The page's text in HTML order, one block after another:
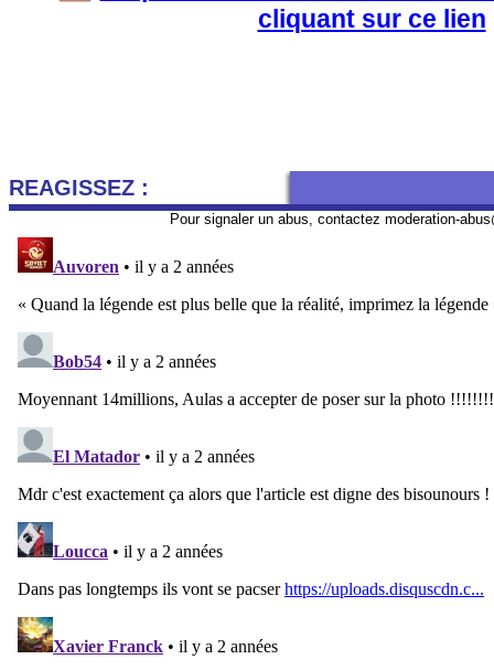
cliquant sur ce lien
REAGISSEZ :
Pour signaler un abus, contactez moderation-